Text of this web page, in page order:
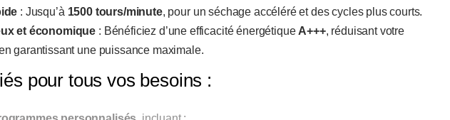
: Jusqu’à 1500 tours/minute, pour un séchage accéléré et des cycles plus courts.
et économique : Bénéficiez d’une efficacité énergétique A+++, réduisant votre
garantissant une puissance maximale.
pour tous vos besoins :